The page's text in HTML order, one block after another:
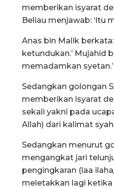
memberikan isyarat
Beliau menjawab: ‘Itu
Anas bin Malik
ketundukan.’ Mujahid
memadamkan syetan.’
Sedangkan golongan
memberikan isyarat
sekali yakni pada
Allah) dari kalimat
Sedangkan menurut
mengangkat jari
pengingkaran (laa
meletakkan lagi